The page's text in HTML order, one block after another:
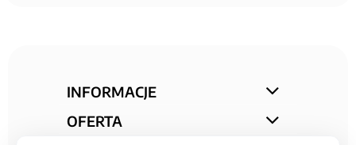
INFORMACJE
OFERTA